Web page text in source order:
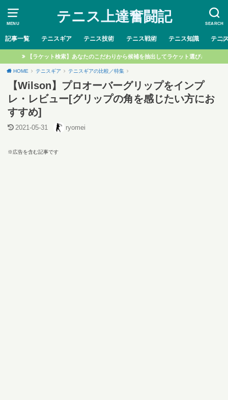
MENU SEARCH
テニス上達奮闘記
記事一覧 テニスギア テニス技術 テニス戦術 テニス知識 テニ
【ラケット検索】あなたのこだわりから候補を抽出してラケット選び♩
HOME テニスギア テニスギアの比較／特集
【Wilson】プロオーバーグリップをインプ
レ・レビュー[グリップの角を感じたい方にお
すすめ]
2021-05-31 ryomei
※広告を含む記事です